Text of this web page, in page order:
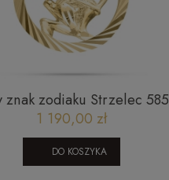
znak zodiaku Strzelec 585
1 190,00 zł
DO KOSZYKA